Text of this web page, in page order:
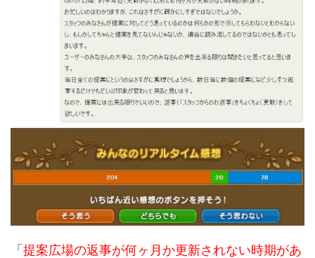
「提案広場の返事が何ヶ月か更新されない時期があ